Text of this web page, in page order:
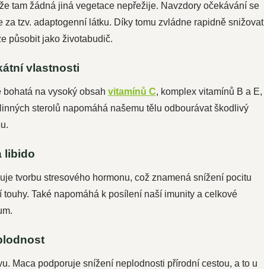
tam žádná jiná vegetace nepřežije. Navzdory očekávání se
tzv. adaptogenní látku. Díky tomu zvládne rapidně snižovat
působit jako životabudič.
vlastnosti
na vysoký obsah vitamínů C, komplex vitamínů B a E,
sterolů napomáhá našemu tělu odbourávat škodlivý
libido
tvorbu stresového hormonu, což znamená snížení pocitu
Také napomáhá k posílení naší imunity a celkové
Maca podporuje snížení neplodnosti přírodní cestou, a to u